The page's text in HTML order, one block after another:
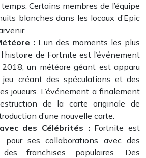
Certains membres de l’équipe
blanches dans les locaux d’Epic
: L’un des moments les plus
de Fortnite est l’événement
un météore géant est apparu
créant des spéculations et des
joueurs. L’événement a finalement
de la carte originale de
d’une nouvelle carte.
des Célébrités : Fortnite est
pour ses collaborations avec des
franchises populaires. Des